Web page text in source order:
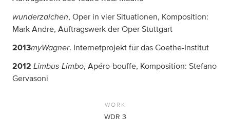
wunderzaichen, Oper in vier Situationen, Komposition:
Mark Andre, Auftragswerk der Oper Stuttgart
2013myWagner. Internetprojekt für das Goethe-Institut
2012 Limbus-Limbo, Apéro-bouffe, Komposition: Stefano
Gervasoni
WORK
WDR 3